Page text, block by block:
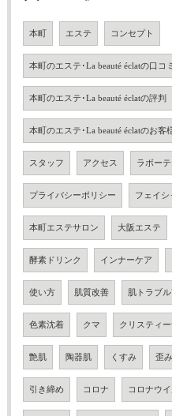
本町 エステ コンセプト
本町のエステ･La beauté éclatの口コ
本町のエステ･La beauté éclatの評判
本町のエステ･La beauté éclatのお客
スタッフ アクセス ラボー
プライバシーポリシー フェイシ
本町エステサロン 大阪エステ
酵素ドリンク インナーケア
使い方 肌質改善 肌トラブ
色素沈着 クマ クリスティ
艶肌 陶器肌 くすみ 歪
引き締め コロナ コロナウ